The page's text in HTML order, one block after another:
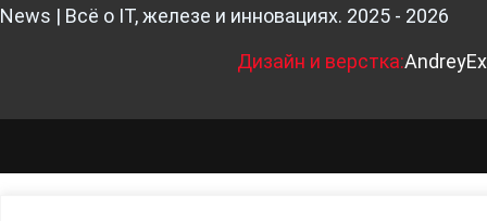
News | Всё о IT, железе и инновациях. 2025 - 2026
Дизайн и верстка:AndreyEx